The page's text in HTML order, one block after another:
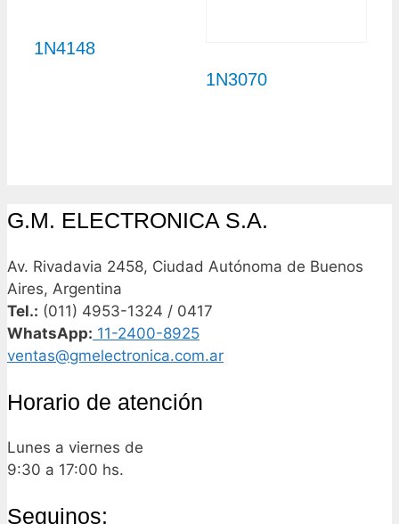
1N4148
1N3070
G.M. ELECTRONICA S.A.
Av. Rivadavia 2458, Ciudad Autónoma de Buenos
Aires, Argentina
Tel.: (011) 4953-1324 / 0417
WhatsApp: 11-2400-8925
ventas@gmelectronica.com.ar
Horario de atención
Lunes a viernes de
9:30 a 17:00 hs.
Seguinos: